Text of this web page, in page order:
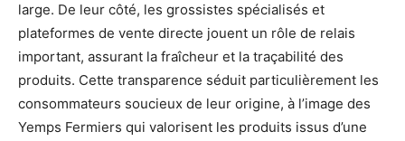
large. De leur côté, les grossistes spécialisés et
plateformes de vente directe jouent un rôle de relais
important, assurant la fraîcheur et la traçabilité des
produits. Cette transparence séduit particulièrement les
consommateurs soucieux de leur origine, à l’image des
Yemps Fermiers qui valorisent les produits issus d’une